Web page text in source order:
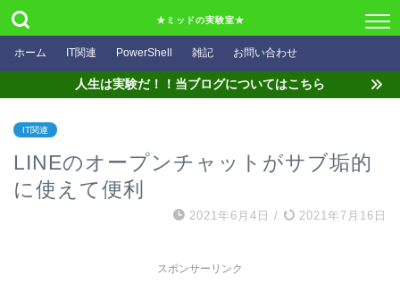
★ミッドの実験室★
ホーム IT関連 PowerShell 雑記 お問い合わせ
人生は実験だ！！当ブログについてはこちら
IT関連
LINEのオープンチャットがサブ垢的
に使えて便利
2021年6月4日 / 2021年7月16日
スポンサーリンク